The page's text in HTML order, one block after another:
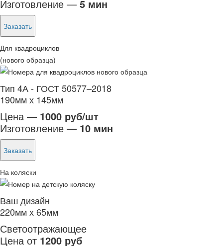
Изготовление — 5 мин
Заказать
Для квадроциклов
(нового образца)
Тип 4А - ГОСТ 50577–2018
190мм х 145мм
Цена — 1000 руб/шт
Изготовление — 10 мин
Заказать
На коляски
Ваш дизайн
220мм х 65мм
Светоотражающее
Цена от 1200 руб